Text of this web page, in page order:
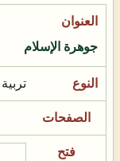
جوهرة الإسلام
تربية